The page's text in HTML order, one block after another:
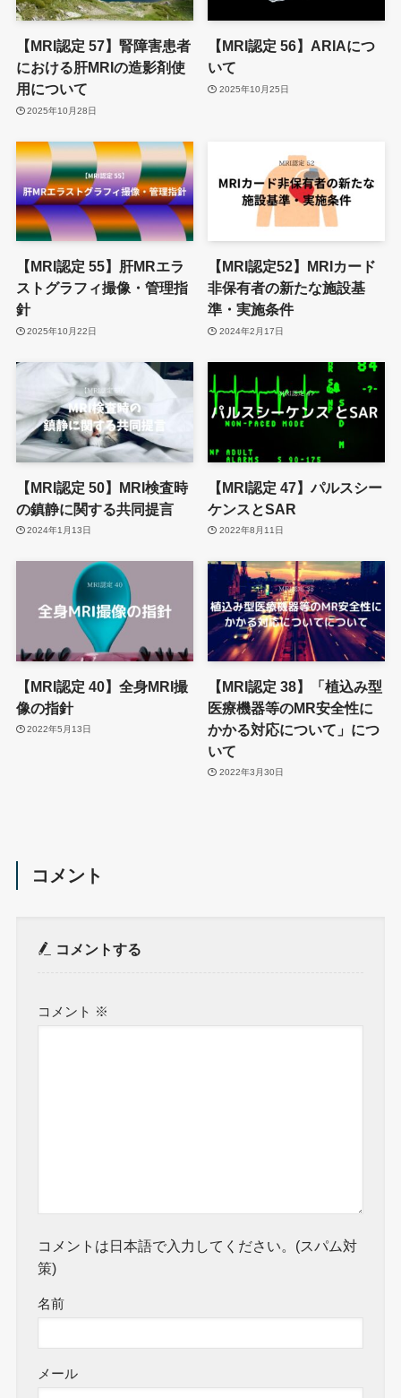
【MRI認定 57】腎障害患者
における肝MRIの造影剤使
用について
2025年10月28日
【MRI認定 56】ARIAにつ
いて
2025年10月25日
【MRI認定 55】肝MRエラ
ストグラフィ撮像・管理指
針
2025年10月22日
【MRI認定52】MRIカード
非保有者の新たな施設基
準・実施条件
2024年2月17日
【MRI認定 50】MRI検査時
の鎮静に関する共同提言
2024年1月13日
【MRI認定 47】パルスシー
ケンスとSAR
2022年8月11日
【MRI認定 40】全身MRI撮
像の指針
2022年5月13日
【MRI認定 38】「植込み型
医療機器等のMR安全性に
かかる対応について」につ
いて
2022年3月30日
コメント
コメントする
コメント ※
コメントは日本語で入力してください。(スパム対
策)
名前
メール